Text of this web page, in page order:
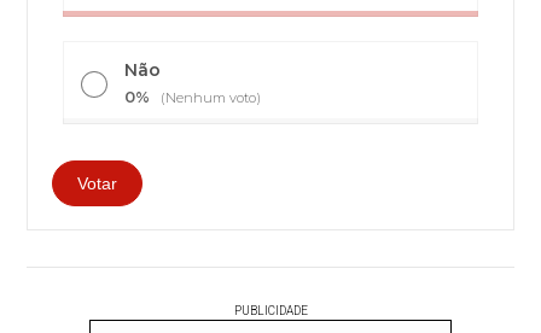
Não
0% (Nenhum voto)
PUBLICIDADE